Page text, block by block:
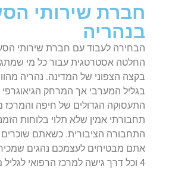
חברת שירותי
בנהריה
הבחירה לעבוד עם חברת שירותי
החלטה אסטרטגית עבור כל מי
בקצה הצפוני של המדינה. נהריה
בגליל המערבי אך המרחק
התעסוקה הגדולים של חיפה והמרכז
תחבורתי אמין שלא תלוי בלוחות
התחבורה הציבורית. כשאתם שוכרים
אתם מבטיחים לעצמכם נהגים
4 וכל דרך גישה למרכז הרפואי